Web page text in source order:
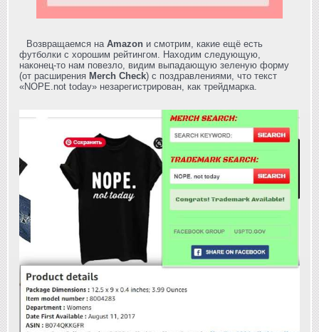
Возвращаемся на Amazon и смотрим, какие ещё есть
футболки с хорошим рейтингом. Находим следующую,
наконец-то нам повезло, видим выпадающую зеленую форму
(от расширения Merch Check) с поздравлениями, что текст
«NOPE.not today» незарегистрирован, как трейдмарка.